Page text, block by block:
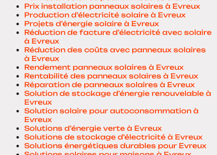
Prix installation panneaux solaires à Evreux
Production d’électricité solaire à Evreux
Projets d’énergie solaire à Evreux
Réduction de facture d’électricité avec solaire
à Evreux
Réduction des coûts avec panneaux solaires
à Evreux
Rendement panneaux solaires à Evreux
Rentabilité des panneaux solaires à Evreux
Réparation de panneaux solaires à Evreux
Solution de stockage d’énergie renouvelable à
Evreux
Solution solaire pour autoconsommation à
Evreux
Solutions d’énergie verte à Evreux
Solutions de stockage d’électricité à Evreux
Solutions énergétiques durables pour Evreux